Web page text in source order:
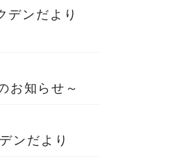
ンだより
お知らせ～
ンだより